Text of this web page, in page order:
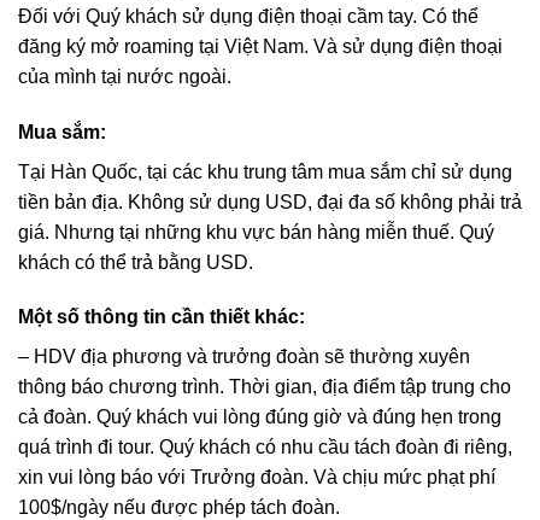
Đối với Quý khách sử dụng điện thoại cầm tay. Có thể
đăng ký mở roaming tại Việt Nam. Và sử dụng điện thoại
của mình tại nước ngoài.
Mua sắm:
Tại Hàn Quốc, tại các khu trung tâm mua sắm chỉ sử dụng
tiền bản địa. Không sử dụng USD, đại đa số không phải trả
giá. Nhưng tại những khu vực bán hàng miễn thuế. Quý
khách có thể trả bằng USD.
Một số thông tin cần thiết khác:
– HDV địa phương và trưởng đoàn sẽ thường xuyên
thông báo chương trình. Thời gian, địa điểm tập trung cho
cả đoàn. Quý khách vui lòng đúng giờ và đúng hẹn trong
quá trình đi tour. Quý khách có nhu cầu tách đoàn đi riêng,
xin vui lòng báo với Trưởng đoàn. Và chịu mức phạt phí
100$/ngày nếu được phép tách đoàn.